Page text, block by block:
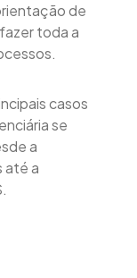
de
toda a
casos
se
a
até a